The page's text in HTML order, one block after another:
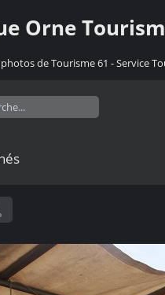
Orne
de Tourisme 61 - Service